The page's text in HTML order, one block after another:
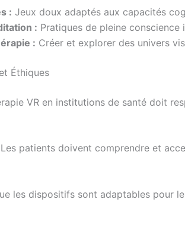
: Jeux doux adaptés aux capacités
: Pratiques de pleine conscience
: Créer et explorer des univers
Éthiques
VR en institutions de santé doit
Les patients doivent comprendre et
les dispositifs sont adaptables pour